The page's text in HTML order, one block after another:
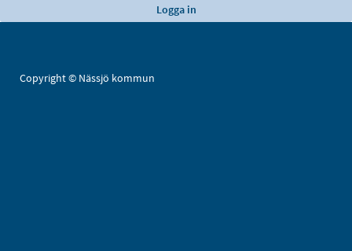
Copyright © Nässjö kommun